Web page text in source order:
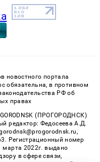
новостного портала
обязательна, в противном
РФ об
правах
(ПРОГОРОДНСК)
редактор: Федосеева А.Д.
Регистрационный номер
2022г. выдано
в сфере связи,